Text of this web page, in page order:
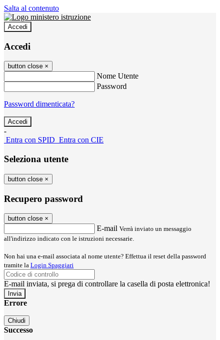
Salta al contenuto
Accedi
Accedi
button close ×
Nome Utente
Password
Password dimenticata?
-
Entra con SPID Entra con CIE
Seleziona utente
button close ×
Recupero password
button close ×
E-mail Verrà inviato un messaggio
all'indirizzo indicato con le istruzioni necessarie.
Non hai una e-mail associata al nome utente? Effettua il reset della password
tramite la Login Spaggiari
E-mail inviata, si prega di controllare la casella di posta elettronica!
Errore
Chiudi
Successo